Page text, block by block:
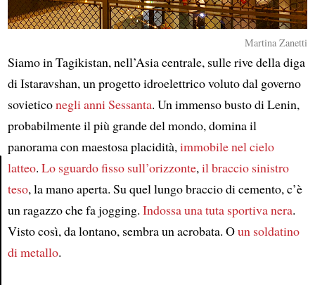
Article
Martina Zanetti
Siamo in Tagikistan, nell’Asia centrale, sulle rive della diga
di Istaravshan, un progetto idroelettrico voluto dal governo
sovieticonegli anni Sessanta. Un immenso busto di Lenin,
probabilmente il più grande del mondo, domina il
panorama con maestosa placidità,immobilenel cielo
latteo. Lo sguardo fisso sull’orizzonte,il braccio sinistro
teso, la mano aperta. Su quel lungo braccio di cemento, c’è
un ragazzo che fa jogging. Indossa una tuta sportiva nera.
Visto così, da lontano, sembra un acrobata. Oun soldatino
di metallo.